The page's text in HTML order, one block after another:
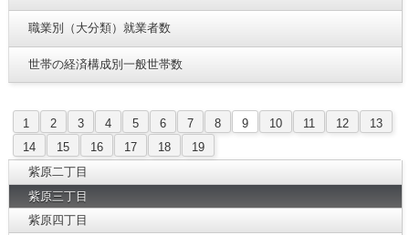
職業別（大分類）就業者数
世帯の経済構成別一般世帯数
1 2 3 4 5 6 7 8 9 10 11 12
13
14
15 16 17 18
19
紫原二丁目
紫原三丁目
紫原四丁目